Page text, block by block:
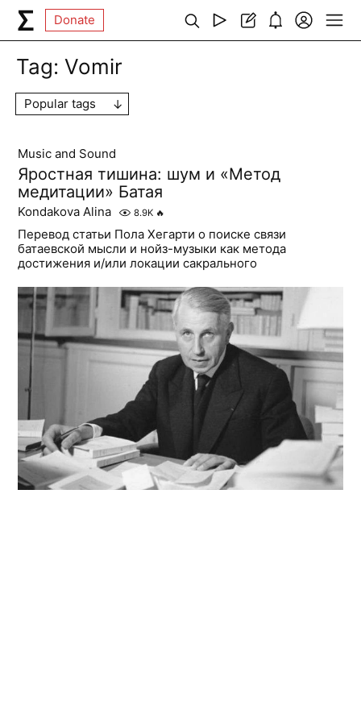
Donate
Tag:Vomir
Popular tags
Music and Sound
Яростная тишина: шум и «Метод
медитации» Батая
Kondakova Alina 8.9K 🔥
Перевод статьи Пола Хегарти о поиске связи
батаевской мысли и нойз-музыки как метода
достижения и/или локации сакрального